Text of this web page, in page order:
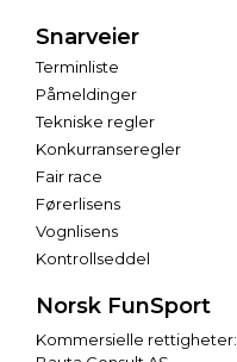
Snarveier
Terminliste
Påmeldinger
Tekniske regler
Konkurranseregler
Fair race
Førerlisens
Vognlisens
Kontrollseddel
Norsk FunSport
Kommersielle rettigheter: